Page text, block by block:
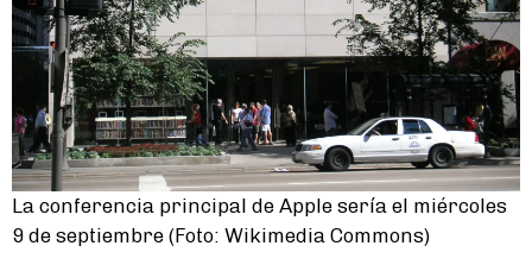
La conferencia principal de Apple sería el miércoles
9 de septiembre (Foto: Wikimedia Commons)